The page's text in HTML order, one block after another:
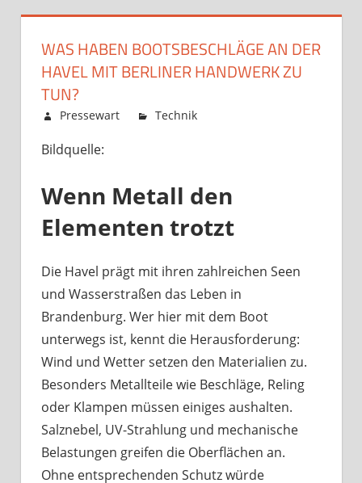
WAS HABEN BOOTSBESCHLÄGE AN DER
HAVEL MIT BERLINER HANDWERK ZU
TUN?
Februar 12, 2026
Pressewart Technik
mit
tun?
Bildquelle:
Wenn Metall den
Elementen trotzt
Die Havel prägt mit ihren zahlreichen Seen
und Wasserstraßen das Leben in
Brandenburg. Wer hier mit dem Boot
unterwegs ist, kennt die Herausforderung:
Wind und Wetter setzen den Materialien zu.
Besonders Metallteile wie Beschläge, Reling
oder Klampen müssen einiges aushalten.
Salznebel, UV-Strahlung und mechanische
Belastungen greifen die Oberflächen an.
Ohne entsprechenden Schutz würde